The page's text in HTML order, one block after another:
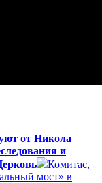
от Никола
и
Комитас,
мост» в